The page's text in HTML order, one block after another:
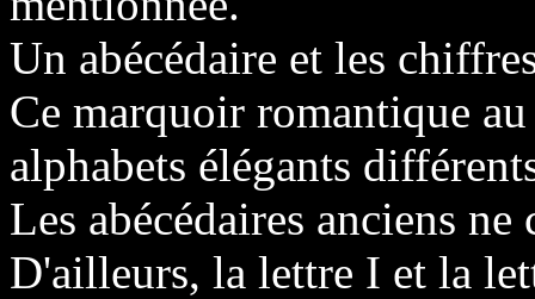
Un abécédaire et les
Ce marquoir romantique
alphabets élégants
Les abécédaires anciens
D'ailleurs, la lettre I et la